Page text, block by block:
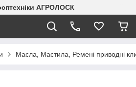
АГРОЛОСК
Масла, Мастила, Ремені приводні